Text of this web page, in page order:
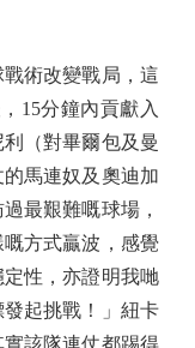
術改變戰局，這
15分鐘內貢獻入
（對畢爾包及曼
馬連奴及奧迪加
最艱難嘅球場，
方式贏波，感覺
性，亦證明我哋
起挑戰！」紐卡
該隊連仗都踢得